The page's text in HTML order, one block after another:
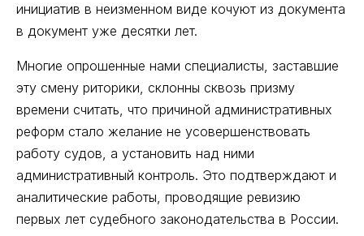
инициатив в неизменном виде кочуют из документа
в документ уже десятки лет.
Многие опрошенные нами специалисты, заставшие
эту смену риторики, склонны сквозь призму
времени считать, что причиной административных
реформ стало желание не усовершенствовать
работу судов, а установить над ними
административный контроль. Это подтверждают и
аналитические работы, проводящие ревизию
первых лет судебного законодательства в России.